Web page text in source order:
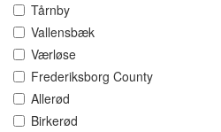
Tårnby
Vallensbæk
Værløse
Frederiksborg County
Allerød
Birkerød